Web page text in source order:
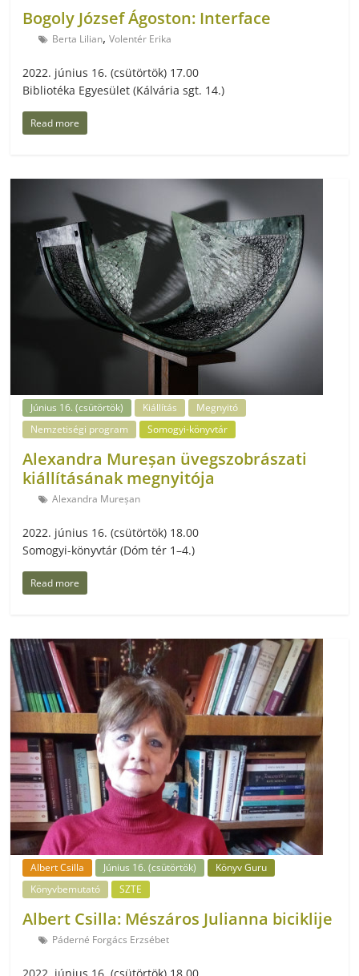
Bogoly József Ágoston: Interface
Berta Lilian,Volentér Erika
2022. június 16. (csütörtök) 17.00
Bibliotéka Egyesület (Kálvária sgt. 14.)
Read more
Június 16. (csütörtök) Kiállítás
Megnyitó
Nemzetiségi program
Somogyi-könyvtár
Alexandra Mureșan üvegszobrászati
kiállításának megnyitója
Alexandra Mureșan
2022. június 16. (csütörtök) 18.00
Somogyi-könyvtár (Dóm tér 1–4.)
Read more
Albert Csilla Június 16. (csütörtök)
Könyv Guru
Könyvbemutató
SZTE
Albert Csilla: Mészáros Julianna biciklije
Páderné Forgács Erzsébet